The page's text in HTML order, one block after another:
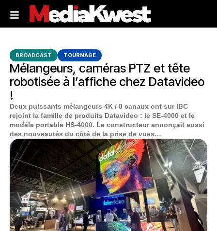
BROADCAST TOURNAGE
Mélangeurs, caméras PTZ et tête
robotisée à l’affiche chez Datavideo
!
Deux puissants mélangeurs 4K / 8 canaux ont sur IBC
rejoint la famille de produits Datavideo : le SE-4000 et le
modèle portable HS-4000. Le constructeur annonçait aussi
des nouveautés du côté de la prise de vues…